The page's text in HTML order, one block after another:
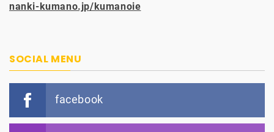
nanki-kumano.jp/kumanoie
SOCIAL MENU
facebook